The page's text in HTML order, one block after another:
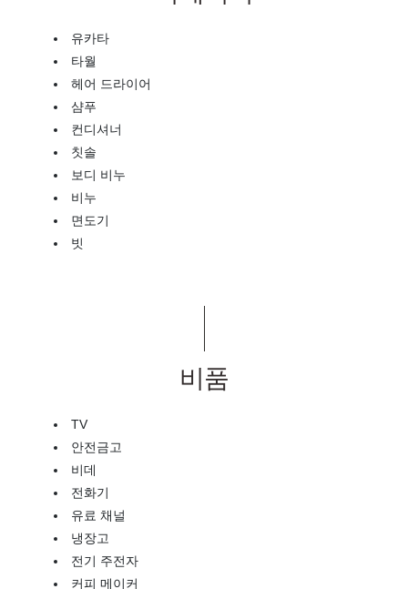
유카타
타월
헤어 드라이어
샴푸
컨디셔너
칫솔
보디 비누
비누
면도기
빗
비품
TV
안전금고
비데
전화기
유료 채널
냉장고
전기 주전자
커피 메이커